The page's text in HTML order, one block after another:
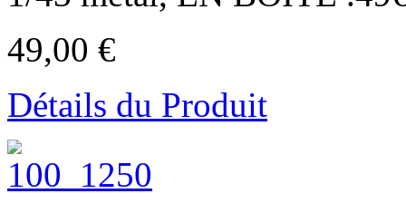
49,00 €
Détails du Produit